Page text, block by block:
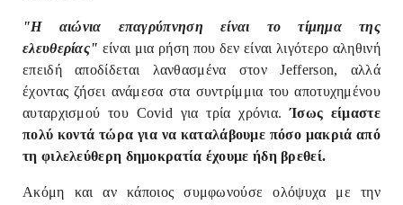
"Η αιώνια επαγρύπνηση είναι το τίμημα της
ελευθερίας" είναι μια ρήση που δεν είναι λιγότερο αληθινή
επειδή αποδίδεται λανθασμένα στον Jefferson, αλλά
έχοντας ζήσει ανάμεσα στα συντρίμμια του αποτυχημένου
αυταρχισμού του Covid για τρία χρόνια.Ίσως είμαστε
πολύ κοντά τώρα για να καταλάβουμε πόσο μακριά από
τη φιλελεύθερη δημοκρατία έχουμε ήδη βρεθεί.
Ακόμη και αν κάποιος συμφωνούσε ολόψυχα με την